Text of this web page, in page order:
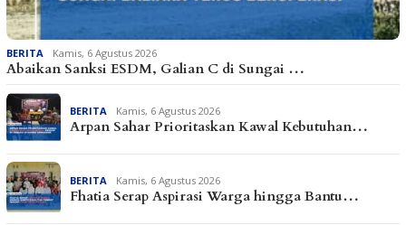
BERITA Kamis, 6 Agustus 2026
Abaikan Sanksi ESDM, Galian C di Sungai …
BERITA Kamis, 6 Agustus 2026
Arpan Sahar Prioritaskan Kawal Kebutuhan…
BERITA Kamis, 6 Agustus 2026
Fhatia Serap Aspirasi Warga hingga Bantu…